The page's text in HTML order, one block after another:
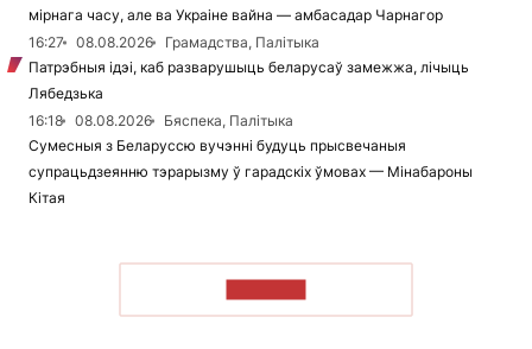
мірнага часу, але ва Украіне вайна — амбасадар Чарнагор
16:27
08.08.2026
Грамадства, Палітыка
Патрэбныя ідэі, каб разварушыць беларусаў замежжа, лічыць
Лябедзька
16:18
08.08.2026
Бяспека, Палітыка
Сумесныя з Беларуссю вучэнні будуць прысвечаныя
супрацьдзеянню тэрарызму ў гарадскіх ўмовах — Мінабароны
Кітая